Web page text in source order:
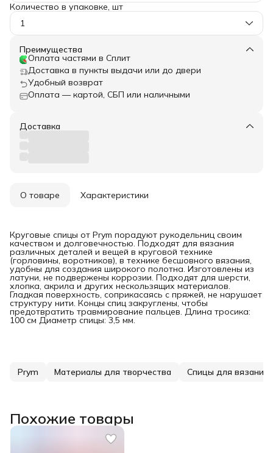
Количество в упаковке, шт
1
Преимущества
Оплата частями в Сплит
Доставка в пункты выдачи или до двери
Удобный возврат
Оплата — картой, СБП или наличными
Доставка
О товаре Характеристики
Круговые спицы от Prym порадуют рукодельниц своим
качеством и долговечностью. Подходят для вязания
различных деталей и вещей в круговой технике
(горловины, воротников), в технике бесшовного вязания,
удобны для создания широкого полотна. Изготовлены из
латуни, не подвержены коррозии. Подходят для шерсти,
хлопка, акрила и других нескользящих материалов.
Гладкая поверхность, соприкасаясь с пряжей, не нарушает
структуру нити. Концы спиц закруглены, чтобы
предотвратить травмирование пальцев. Длина тросика:
100 см Диаметр спицы: 3,5 мм.
Prym Материалы для творчества Спицы для вязания
Похожие товары